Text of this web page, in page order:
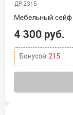
ДР-2315
Мебельный сейф
4 300 руб.
Бонусов:215